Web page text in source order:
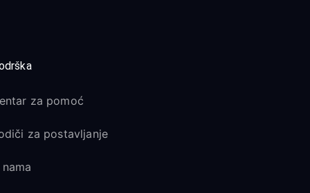
za pomoć
za postavljanje
nama